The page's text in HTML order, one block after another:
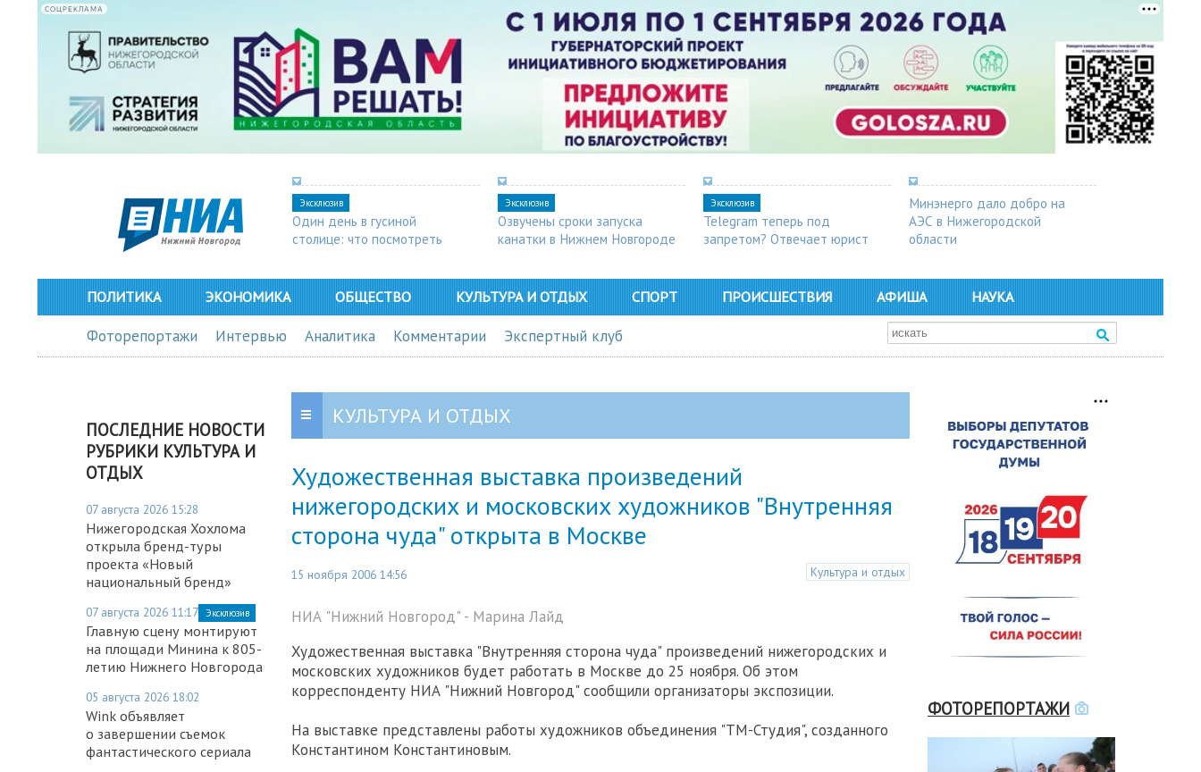
СОЦРЕКЛАМА
Эксклюзив
Один день в гусиной
столице: что посмотреть
Эксклюзив
Озвучены сроки запуска
канатки в Нижнем Новгороде
Эксклюзив
Telegram теперь под
запретом? Отвечает юрист
Минэнерго дало добро на
АЭС в Нижегородской
области
ПОЛИТИКА ЭКОНОМИКА ОБЩЕСТВО КУЛЬТУРА И ОТДЫХ СПОРТ ПРОИСШЕСТВИЯ АФИША НАУКА
Фоторепортажи Интервью Аналитика Комментарии Экспертный клуб
ПОСЛЕДНИЕ НОВОСТИ
РУБРИКИ КУЛЬТУРА И
ОТДЫХ
07 августа 2026 15:28
Нижегородская Хохлома
открыла бренд-туры
проекта «Новый
национальный бренд»
07 августа 2026 11:17 Эксклюзив
Главную сцену монтируют
на площади Минина к 805-
летию Нижнего Новгорода
05 августа 2026 18:02
Wink объявляет
о завершении съемок
фантастического сериала
КУЛЬТУРА И ОТДЫХ
Художественная выставка произведений
нижегородских и московских художников "Внутренняя
сторона чуда" открыта в Москве
15 ноября 2006 14:56 Культура и отдых
НИА "Нижний Новгород" - Марина Лайд
Художественная выставка "Внутренняя сторона чуда" произведений нижегородских и
московских художников будет работать в Москве до 25 ноября. Об этом
корреспонденту НИА "Нижний Новгород" сообщили организаторы экспозиции.
На выставке представлены работы художников объединения "ТМ-Студия", созданного
Константином Константиновым.
ФОТОРЕПОРТАЖИ